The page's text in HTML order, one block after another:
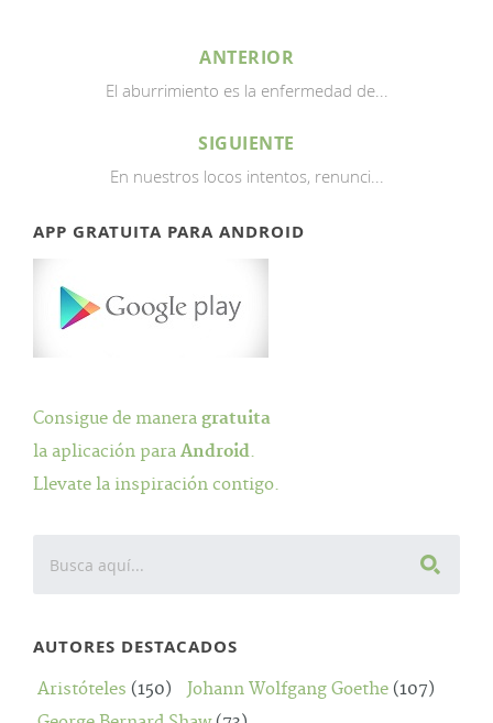
ANTERIOR
El aburrimiento es la enfermedad de...
SIGUIENTE
En nuestros locos intentos, renunci...
APP GRATUITA PARA ANDROID
Consigue de manera gratuita
la aplicación para Android.
Llevate la inspiración contigo.
AUTORES DESTACADOS
Aristóteles (150) Johann Wolfgang Goethe (107)